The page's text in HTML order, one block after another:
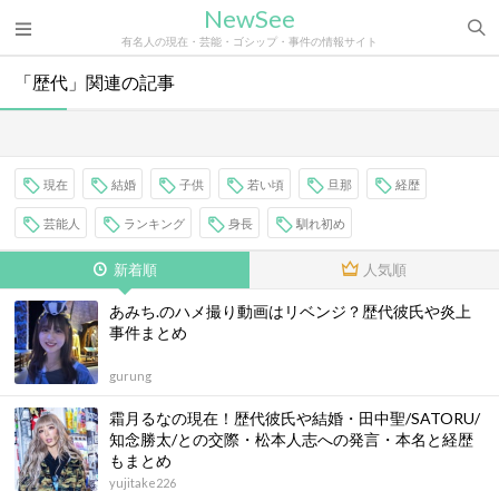
NewSee
有名人の現在・芸能・ゴシップ・事件の情報サイト
「歴代」関連の記事
現在 結婚 子供 若い頃 旦那 経歴
芸能人 ランキング 身長 馴れ初め
新着順 人気順
あみち.のハメ撮り動画はリベンジ？歴代彼氏や炎上
事件まとめ
gurung
霜月るなの現在！歴代彼氏や結婚・田中聖/SATORU/
知念勝太/との交際・松本人志への発言・本名と経歴
もまとめ
yujitake226